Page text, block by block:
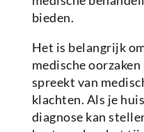
bieden.
Het is belangrijk
medische
spreekt van
klachten. Als je
diagnose kan